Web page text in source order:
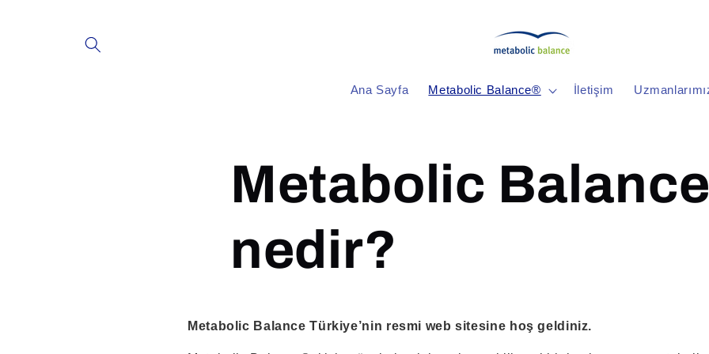
Ana Sayfa Metabolic Balance® İletişim
Metabolic Balance
nedir?
Metabolic Balance Türkiye’nin resmi web sitesine hoş geldiniz.